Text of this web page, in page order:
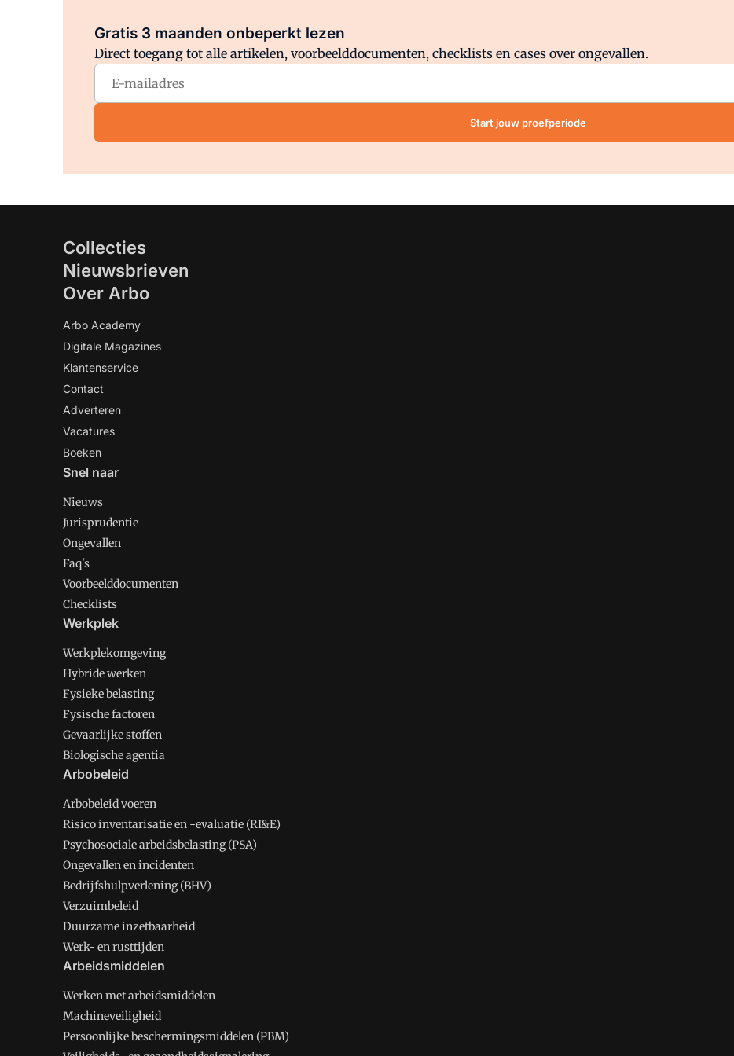
Gratis 3 maanden onbeperkt lezen
Direct toegang tot alle artikelen, voorbeelddocumenten, checklists en cases over ongevallen.
Start jouw proefperiode
Collecties
Nieuwsbrieven
Over Arbo
Arbo Academy
Digitale Magazines
Klantenservice
Contact
Adverteren
Vacatures
Boeken
Snel naar
Nieuws
Jurisprudentie
Ongevallen
Faq's
Voorbeelddocumenten
Checklists
Werkplek
Werkplekomgeving
Hybride werken
Fysieke belasting
Fysische factoren
Gevaarlijke stoffen
Biologische agentia
Arbobeleid
Arbobeleid voeren
Risico inventarisatie en -evaluatie (RI&E)
Psychosociale arbeidsbelasting (PSA)
Ongevallen en incidenten
Bedrijfshulpverlening (BHV)
Verzuimbeleid
Duurzame inzetbaarheid
Werk- en rusttijden
Arbeidsmiddelen
Werken met arbeidsmiddelen
Machineveiligheid
Persoonlijke beschermingsmiddelen (PBM)